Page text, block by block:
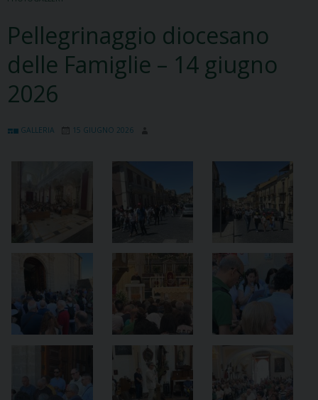
Pellegrinaggio diocesano
delle Famiglie – 14 giugno
2026
GALLERIA 15 GIUGNO 2026